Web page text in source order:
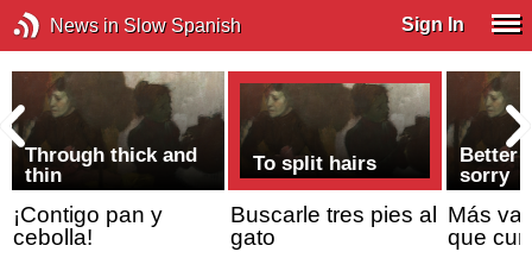
News in Slow Spanish Sign In
Through thick and
thin
¡Contigo pan y
cebolla!
To split hairs
Buscarle tres pies al
gato
Better
sorry
Más
que